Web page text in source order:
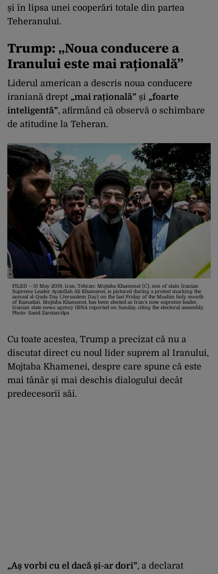
și în lipsa unei cooperări totale din partea
Teheranului.
Trump: „Noua conducere a
Iranului este mai rațională”
Liderul american a descris noua conducere
iraniană drept „mai rațională” și „foarte
inteligentă”, afirmând că observă o schimbare
de atitudine la Teheran.
FILED – 31 May 2019, Iran, Tehran: Mojtaba Khamenei (C), son of slain Iranian
Supreme Leader Ayatollah Ali Khamenei, is pictured during a protest marking the
annual al-Quds Day (Jerusalem Day) on the last Friday of the Muslim holy month
of Ramadan. Mojtaba Khamenei, has been elected as Iran’s new supreme leader,
Iranian state news agency IRNA reported on Sunday, citing the electoral assembly.
Photo: Saeid Zareian/dpa
Cu toate acestea, Trump a precizat că nu a
discutat direct cu noul lider suprem al Iranului,
Mojtaba Khamenei, despre care spune că este
mai tânăr și mai deschis dialogului decât
predecesorii săi.
„Aș vorbi cu el dacă și-ar dori”, a declarat